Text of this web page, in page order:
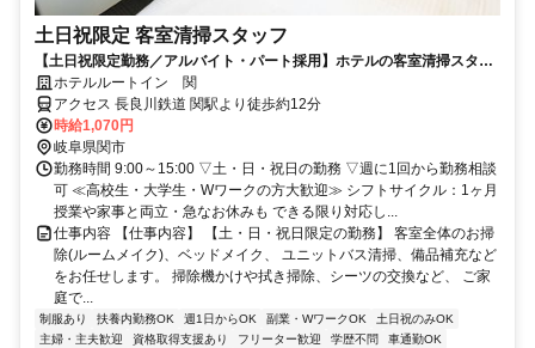
土日祝限定 客室清掃スタッフ
【土日祝限定勤務／アルバイト・パート採用】ホテルの客室清掃スタッ
フ／未経験歓迎！学生・主婦活躍中
ホテルルートイン 関
アクセス 長良川鉄道 関駅より徒歩約12分
時給1,070円
岐阜県関市
勤務時間 9:00～15:00 ▽土・日・祝日の勤務 ▽週に1回から勤務相談
可 ≪高校生・大学生・Wワークの方大歓迎≫ シフトサイクル：1ヶ月
授業や家事と両立・急なお休みも できる限り対応し...
仕事内容 【仕事内容】 【土・日・祝日限定の勤務】 客室全体のお掃
除(ルームメイク)、ベッドメイク、 ユニットバス清掃、備品補充など
をお任せします。 掃除機かけや拭き掃除、シーツの交換など、 ご家
庭で...
制服あり 扶養内勤務OK 週1日からOK 副業・WワークOK
土日祝のみOK
主婦・主夫歓迎
資格取得支援あり フリーター歓迎 学歴不問
車通勤OK